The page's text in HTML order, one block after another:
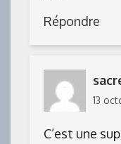
Répondre
13
C’est une